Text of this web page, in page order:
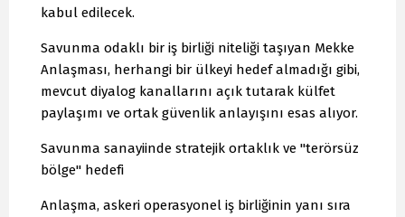
kabul edilecek.
Savunma odaklı bir iş birliği niteliği taşıyan Mekke
Anlaşması, herhangi bir ülkeyi hedef almadığı gibi,
mevcut diyalog kanallarını açık tutarak külfet
paylaşımı ve ortak güvenlik anlayışını esas alıyor.
Savunma sanayiinde stratejik ortaklık ve "terörsüz
bölge" hedefi
Anlaşma, askeri operasyonel iş birliğinin yanı sıra